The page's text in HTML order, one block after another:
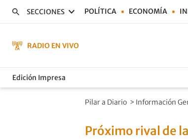
SECCIONES POLÍTICA ECONOMÍA
RADIO EN VIVO
Edición Impresa
Pilar a Diario > Información
Próximo rival de